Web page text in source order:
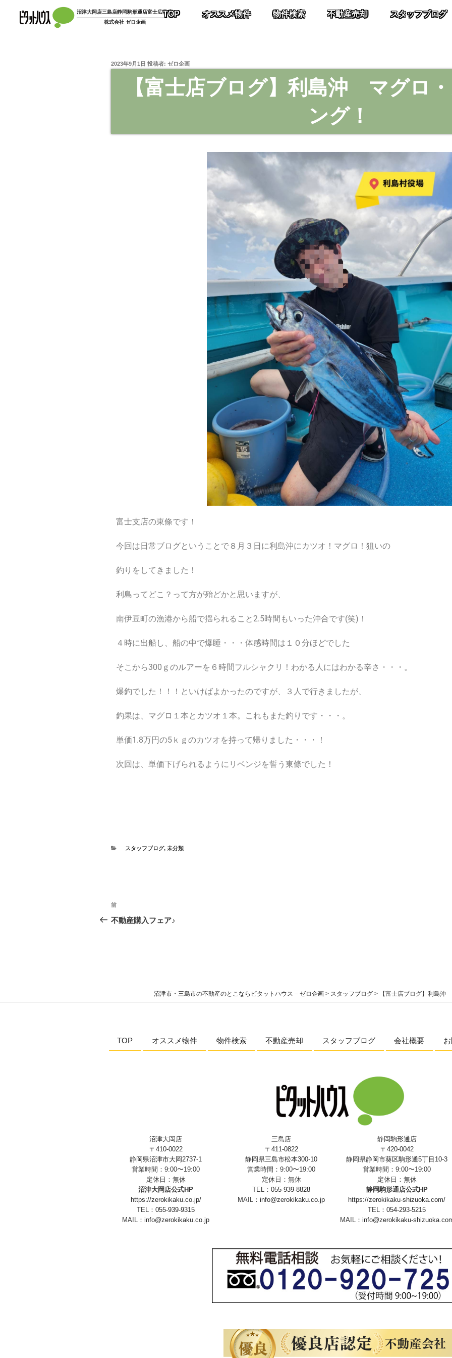
沼津大岡店三島店静岡駒形通店富士広見店
株式会社 ゼロ企画
TOP オススメ物件 物件検索 不動産売却 スタッフブログ
2023年9月1日 投稿者: ゼロ企画
【富士店ブログ】利島沖 マグロ
ング！
富士支店の東條です！
今回は日常ブログということで８月３日に利島沖にカツオ！マグロ！狙いの
釣りをしてきました！
利島ってどこ？って方が殆どかと思いますが、
南伊豆町の漁港から船で揺られること2.5時間もいった沖合です(笑)！
４時に出船し、船の中で爆睡・・・体感時間は１０分ほどでした
そこから300ｇのルアーを６時間フルシャクリ！わかる人にはわかる辛さ・・・。
爆釣でした！！！といけばよかったのですが、３人で行きましたが、
釣果は、マグロ１本とカツオ１本。これもまた釣りです・・・。
単価1.8万円の5ｋｇのカツオを持って帰りました・・・！
次回は、単価下げられるようにリベンジを誓う東條でした！
スタッフブログ, 未分類
前
不動産購入フェア♪
沼津市・三島市の不動産のとこならピタットハウス – ゼロ企画> スタッフブログ> 【富士店ブログ】利島
TOP オススメ物件 物件検索 不動産売却 スタッフブログ 会社概要
沼津大岡店
〒410-0022
静岡県沼津市大岡2737-1
営業時間：9:00〜19:00
定休日：無休
沼津大岡店公式HP
https://zerokikaku.co.jp/
TEL： 055-939-9315
MAIL： info@zerokikaku.co.jp
三島店
〒411-0822
静岡県三島市松本300-10
営業時間：9:00〜19:00
定休日：無休
TEL： 055-939-8828
MAIL： info@zerokikaku.co.jp
静岡駒形通店
〒420-0042
静岡県静岡市葵区駒形通5丁目10-3
営業時間：9:00〜19:00
定休日：無休
静岡駒形通店公式HP
https://zerokikaku-shizuoka.com/
TEL： 054-293-5215
MAIL： info@zerokikaku-